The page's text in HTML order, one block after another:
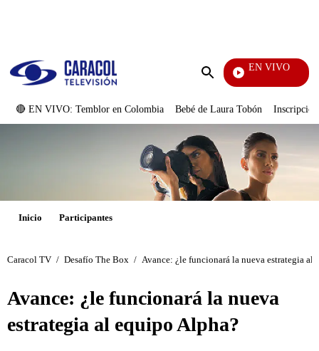
Enviar
EN VIVO
Noticias Caracol
🔴 EN VIVO: Temblor en Colombia Bebé de Laura Tobón
Inicio Participantes
Caracol TV / Desafío The Box / Avance: ¿le funcionará la nueva estrategia al
Avance: ¿le funcionará la nueva
estrategia al equipo Alpha?